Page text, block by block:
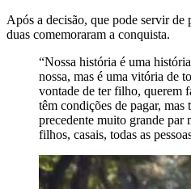
Após a decisão, que pode servir de
duas comemoraram a conquista.
“Nossa história é uma
nossa, mas é uma vitória de
vontade de ter filho, querem
têm condições de pagar, mas
precedente muito grande par
filhos, casais, todas as